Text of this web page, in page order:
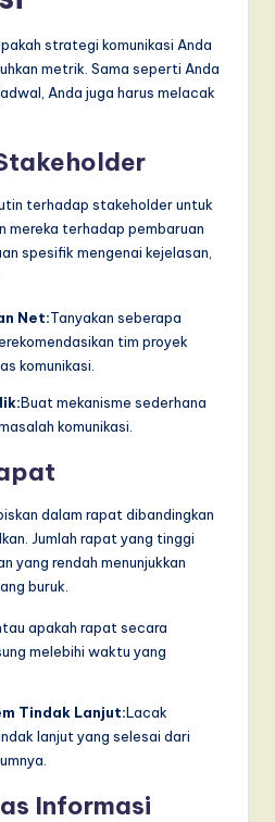
strategi komunikasi Anda
metrik. Sama seperti Anda
Anda juga harus melacak
terhadap stakeholder untuk
mereka terhadap pembaruan
spesifik mengenai kejelasan,
Net:Tanyakan seberapa
tim proyek
komunikasi.
Buat mekanisme sederhana
komunikasi.
dalam rapat dibandingkan
Jumlah rapat yang tinggi
yang rendah menunjukkan
buruk.
apakah rapat secara
melebihi waktu yang
Tindak Lanjut:Lacak
lanjut yang selesai dari
Informasi